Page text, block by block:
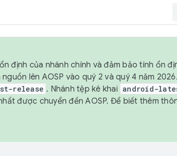
định của nhánh chính và đảm bảo tính ổn
lên AOSP vào quý 2 và quý 4 năm
release . Nhánh tệp kê khai android-
được chuyển đến AOSP. Để biết thêm